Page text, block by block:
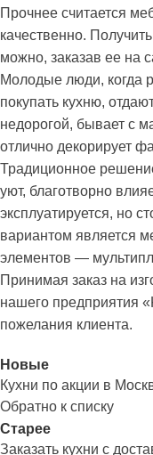
Прочнее считается
качественно.
можно, заказав ее на
Молодые люди, когда
покупать кухню,
недорогой, бывает с
отлично декорирует
Традиционное
уют, благотворно
эксплуатируется, но
вариантом является
элементов —
Принимая заказ на
нашего предприятия
пожелания клиента.
Новые
Кухни по акции в
Обратно к списку
Старее
Заказать кухни с